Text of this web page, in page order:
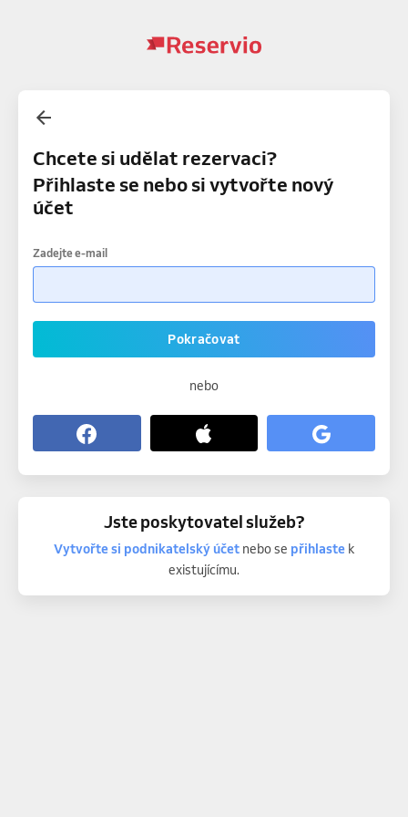
Chcete si udělat rezervaci?
Přihlaste se nebo si vytvořte nový
účet
Zadejte e-mail
Pokračovat
nebo
Jste poskytovatel služeb?
Vytvořte si podnikatelský účetnebo se přihlastek
existujícímu.